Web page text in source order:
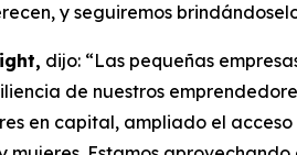
y seguiremos
dijo: “Las pequeñas
de nuestros
en capital, ampliado el